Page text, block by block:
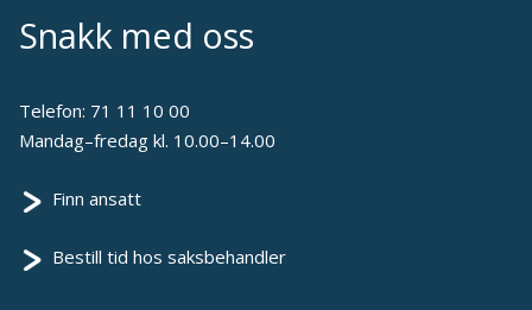
Snakk med oss
Telefon: 71 11 10 00
Mandag–fredag kl. 10.00–14.00
Finn ansatt
Bestill tid hos saksbehandler